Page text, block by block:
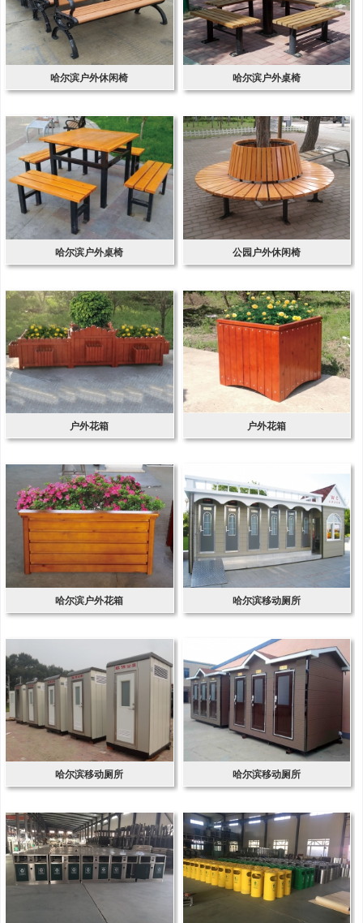
哈尔滨户外休闲椅 哈尔滨户外桌椅
哈尔滨户外桌椅 公园户外休闲椅
户外花箱 户外花箱
哈尔滨户外花箱 哈尔滨移动厕所
哈尔滨移动厕所 哈尔滨移动厕所